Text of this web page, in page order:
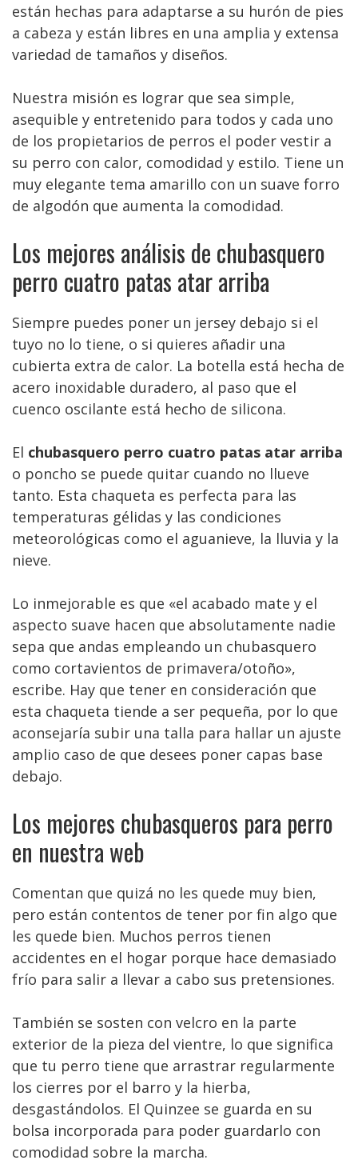
están hechas para adaptarse a su hurón de pies
a cabeza y están libres en una amplia y extensa
variedad de tamaños y diseños.
Nuestra misión es lograr que sea simple,
asequible y entretenido para todos y cada uno
de los propietarios de perros el poder vestir a
su perro con calor, comodidad y estilo. Tiene un
muy elegante tema amarillo con un suave forro
de algodón que aumenta la comodidad.
Los mejores análisis de chubasquero
perro cuatro patas atar arriba
Siempre puedes poner un jersey debajo si el
tuyo no lo tiene, o si quieres añadir una
cubierta extra de calor. La botella está hecha de
acero inoxidable duradero, al paso que el
cuenco oscilante está hecho de silicona.
El chubasquero perro cuatro patas atar arriba
o poncho se puede quitar cuando no llueve
tanto. Esta chaqueta es perfecta para las
temperaturas gélidas y las condiciones
meteorológicas como el aguanieve, la lluvia y la
nieve.
Lo inmejorable es que «el acabado mate y el
aspecto suave hacen que absolutamente nadie
sepa que andas empleando un chubasquero
como cortavientos de primavera/otoño»,
escribe. Hay que tener en consideración que
esta chaqueta tiende a ser pequeña, por lo que
aconsejaría subir una talla para hallar un ajuste
amplio caso de que desees poner capas base
debajo.
Los mejores chubasqueros para perro
en nuestra web
Comentan que quizá no les quede muy bien,
pero están contentos de tener por fin algo que
les quede bien. Muchos perros tienen
accidentes en el hogar porque hace demasiado
frío para salir a llevar a cabo sus pretensiones.
También se sosten con velcro en la parte
exterior de la pieza del vientre, lo que significa
que tu perro tiene que arrastrar regularmente
los cierres por el barro y la hierba,
desgastándolos. El Quinzee se guarda en su
bolsa incorporada para poder guardarlo con
comodidad sobre la marcha.